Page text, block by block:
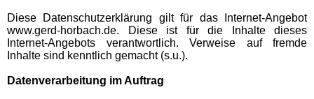
Diese Datenschutzerklärung gilt für das Internet-Angebot
www.gerd-horbach.de. Diese ist für die Inhalte dieses
Internet-Angebots verantwortlich. Verweise auf fremde
Inhalte sind kenntlich gemacht (s.u.).
Datenverarbeitung im Auftrag